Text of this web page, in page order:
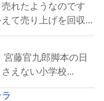
れたようなのです
て売り上げを回収...
藤官九郎脚本の日
えない小学校...